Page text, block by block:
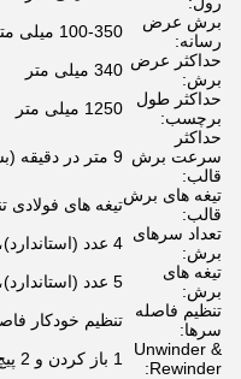
برش عرض
رسانه:
100-350 میلی متر
حداکثر عرض
برش:
340 میلی متر
حداکثر طول
برچسب:
1250 میلی متر
حداکثر
سرعت برش
قالب:
9 متر در دقیقه (بستگی به شکل و اندازه برچسب دارد)
تیغه های برش
قالب:
تیغه های فولادی
تعداد سرهای
برش:
4 عدد (استاندارد)، تا 6 عدد.
تیغه های
برش:
5 عدد (استاندارد)، تا 15 عدد
تنظیم فاصله
سرها:
تنظیم خودکار
Unwinder &
Rewinder:
1 باز کردن و 2 پیچ مجدد با انبساط مکانیکی